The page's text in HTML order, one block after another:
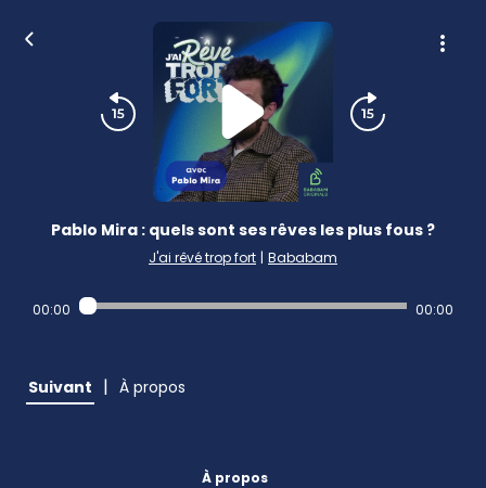
Pablo Mira : quels sont ses rêves les plus fous ?
J'ai rêvé trop fort | Bababam
00:00 00:00
Suivant | À propos
À propos